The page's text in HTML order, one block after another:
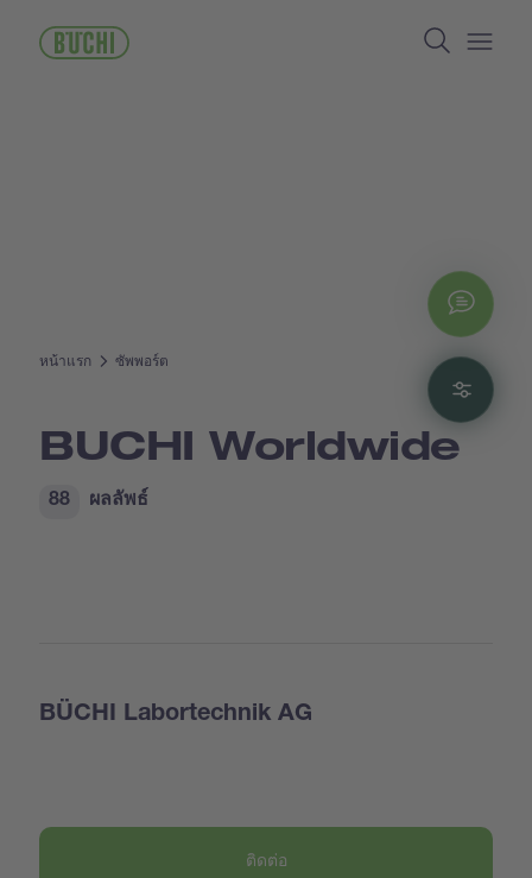
Search
หน้าแรก ซัพพอร์ต
BUCHI Worldwide
ผลลัพธ์
88
BÜCHI Labortechnik AG
ติดต่อ